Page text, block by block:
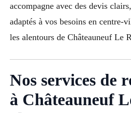
accompagne avec des devis
adaptés à vos besoins en centre-
les alentours de Châteauneuf Le
Nos services de
à Châteauneuf